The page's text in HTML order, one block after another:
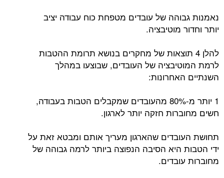
נאמנות גבוהה של עובדים מטפחת כוח עבודה יציב
יותר וחדור מוטיבציה.
להלן 4 תוצאות של מחקרים בנושא תרומת ההטבות
לרמת המוטיבציה של העובדים, שבוצעו במהלך
השנתיים האחרונות:
1 יותר מ-80% מהעובדים שמקבלים הטבות בעבודה,
חשים מחוברות חזקה יותר לארגון.
תחושת העובדים שהארגון מעריך אותם ומבטא זאת על
ידי הטבות היא הסיבה הנפוצה ביותר לרמה גבוהה של
מחוברות עובדים.